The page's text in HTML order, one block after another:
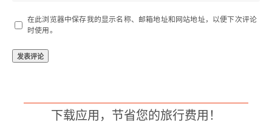
在此浏览器中保存我的显示名称、邮箱地址和网站地址，以便下次评论
时使用。
下载应用，节省您的旅行费用！